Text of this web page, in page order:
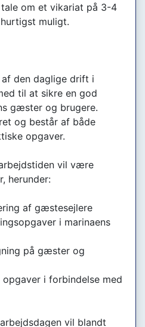
om et vikariat på 3-4
muligt.
den daglige drift i
til at sikre en god
gæster og brugere.
og består af både
opgaver.
vil være
herunder:
af gæstesejlere
i marinaens
på gæster og
i forbindelse med
vil blandt